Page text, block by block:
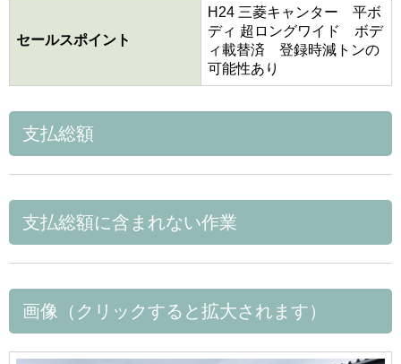
セールスポイント
H24 三菱キャンター 平ボ
ディ 超ロングワイド ボデ
ィ載替済 登録時減トンの
可能性あり
支払総額
支払総額に含まれない作業
画像（クリックすると拡大されます）